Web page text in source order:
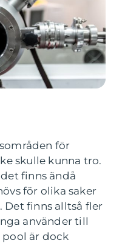
för
skulle kunna tro.
finns ändå
för olika saker
Det finns alltså fler
använder till
pool är dock